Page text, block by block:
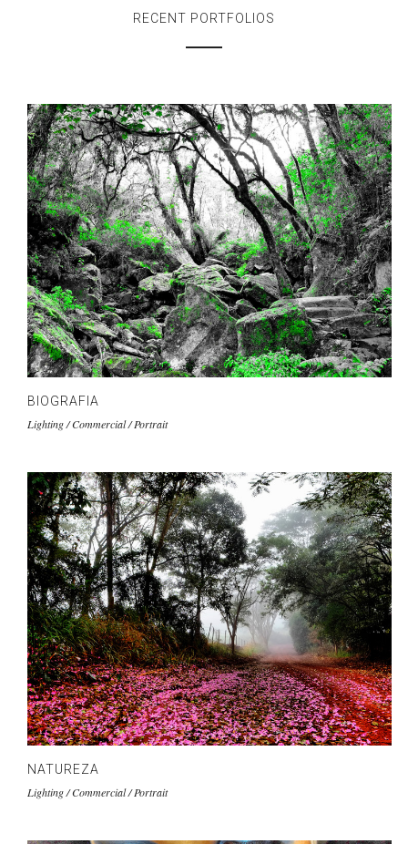
RECENT PORTFOLIOS
BIOGRAFIA
Lighting / Commercial / Portrait
NATUREZA
Lighting / Commercial / Portrait